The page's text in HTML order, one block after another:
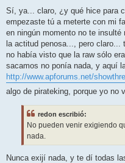
Sí, ya... claro, ¿y qué hice para
empezaste tú a meterte con mi
en ningún momento no te
la actitud penosa..., pero
no había visto que la raw sólo
sacamos no ponía nada, y aquí
http://www.apforums.net/
algo de pirateking, porque yo no
redon escribió:
No pueden venir exigiendo
nada.
Nunca exijí nada, y te dí todas